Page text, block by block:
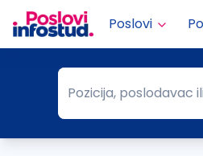
Poslovi
Pozicija, poslodavac
Pozicija, poslodavac